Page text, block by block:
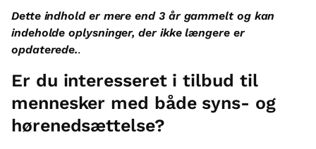
Dette indhold er mere end 3 år gammelt og kan
indeholde oplysninger, der ikke længere er
opdaterede..
Er du interesseret i tilbud til
mennesker med både syns- og
hørenedsættelse?